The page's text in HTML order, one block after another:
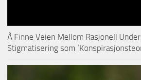
Å Finne Veien Mellom Rasjonell
Stigmatisering som